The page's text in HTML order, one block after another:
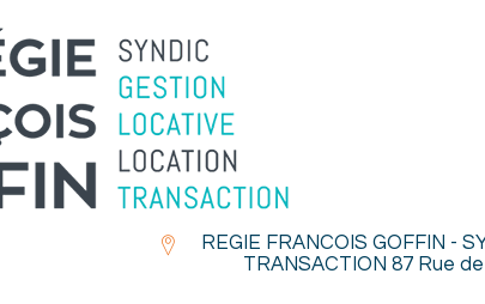
REGIE FRANCOIS GOFFIN -
TRANSACTION 87 Rue